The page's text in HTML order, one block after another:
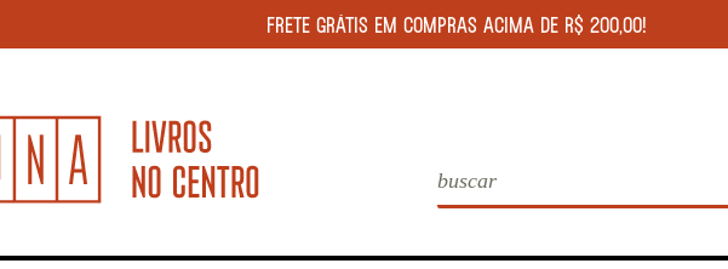
FRETE GRÁTIS EM COMPRAS ACIMA DE R$ 200,00!